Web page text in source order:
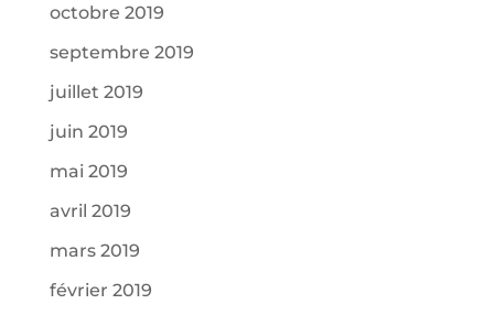
octobre 2019
septembre 2019
juillet 2019
juin 2019
mai 2019
avril 2019
mars 2019
février 2019